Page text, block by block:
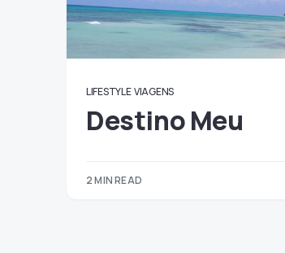
LIFESTYLE VIAGENS
Destino Meu
2 MIN READ